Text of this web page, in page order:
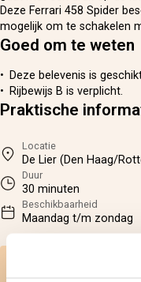
Deze Ferrari 458 Spider
mogelijk om te schakelen
Goed om te weten
Deze belevenis is
Rijbewijs B is verplicht.
Praktische
Locatie
De Lier (Den Haag/
Duur
30 minuten
Beschikbaarheid
Maandag t/m zondag